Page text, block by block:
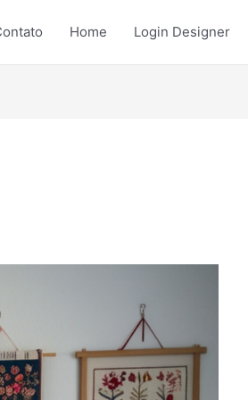
Home Login Designer